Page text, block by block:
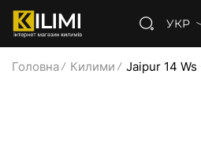
УКР
Головна Килими Jaipur 14